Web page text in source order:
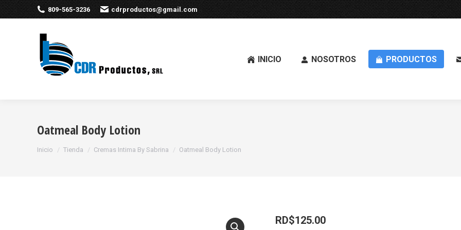
809-565-3236 cdrproductos@gmail.com
INICIO NOSOTROS PRODUCTOS
Oatmeal Body Lotion
Inicio Tienda Cremas Intima By Sabrina Oatmeal Body Lotion
RD$125.00